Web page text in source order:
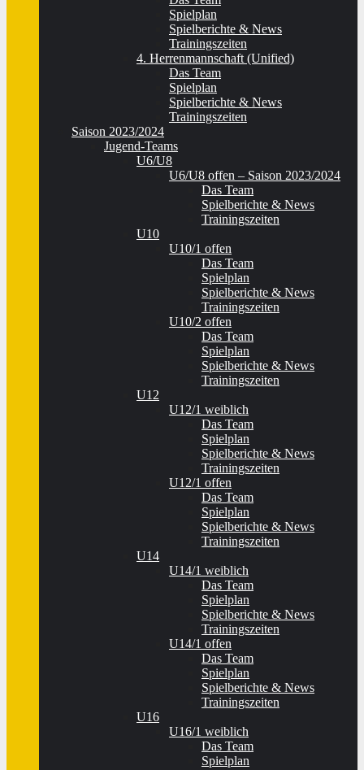
Spielplan
Spielberichte & News
Trainingszeiten
4. Herrenmannschaft (Unified)
Das Team
Spielplan
Spielberichte & News
Trainingszeiten
Saison 2023/2024
Jugend-Teams
U6/U8
U6/U8 offen – Saison 2023/2024
Das Team
Spielberichte & News
Trainingszeiten
U10
U10/1 offen
Das Team
Spielplan
Spielberichte & News
Trainingszeiten
U10/2 offen
Das Team
Spielplan
Spielberichte & News
Trainingszeiten
U12
U12/1 weiblich
Das Team
Spielplan
Spielberichte & News
Trainingszeiten
U12/1 offen
Das Team
Spielplan
Spielberichte & News
Trainingszeiten
U14
U14/1 weiblich
Das Team
Spielplan
Spielberichte & News
Trainingszeiten
U14/1 offen
Das Team
Spielplan
Spielberichte & News
Trainingszeiten
U16
U16/1 weiblich
Das Team
Spielplan